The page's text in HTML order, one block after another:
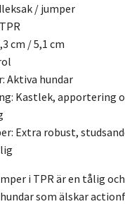
/ jumper
cm / 5,1 cm
Aktiva hundar
Kastlek, apportering
Extra robust,
i TPR är en tålig
som älskar